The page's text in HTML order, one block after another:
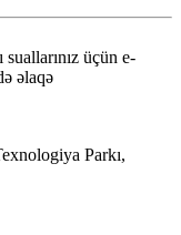
suallarınız üçün e-
əlaqə
Parkı,